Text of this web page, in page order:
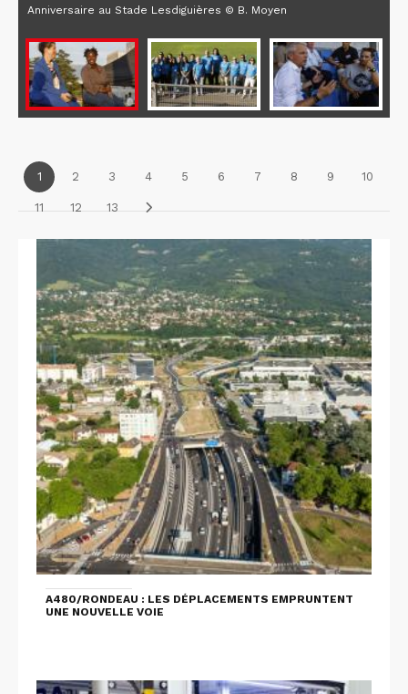
Anniversaire au Stade Lesdiguières © B. Moyen
1 2 3 4 5 6 7 8 9 10
11 12 13
A480/RONDEAU : LES DÉPLACEMENTS EMPRUNTENT
UNE NOUVELLE VOIE